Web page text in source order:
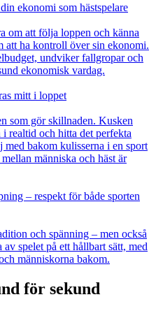
ekonomi som hästspelare
om att följa loppen och känna
att ha kontroll över sin ekonomi.
undviker fallgropar och
ekonomisk vardag.
mitt i loppet
som gör skillnaden. Kusken
i realtid och hitta det perfekta
bakom kulisserna i en sport
människa och häst är
– respekt för både sporten
och spänning – men också
spelet på ett hållbart sätt, med
människorna bakom.
för sekund